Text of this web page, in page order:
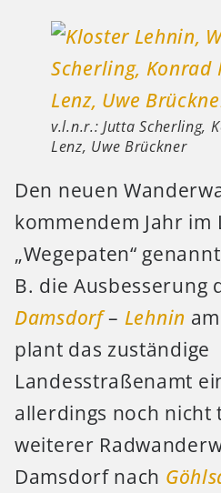
v.l.n.r.: Jutta Scherling,
Lenz, Uwe Brückner
Den neuen
kommendem Jahr im
„Wegepaten“
B. die Ausbesserung
Damsdorf– Lehnin
plant das zuständige
Landesstraßenamt
allerdings noch nicht
weiterer
Damsdorf nach